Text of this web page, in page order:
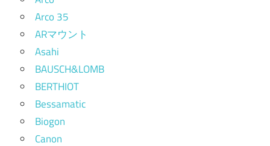
Arco 35
ARマウント
Asahi
BAUSCH&LOMB
BERTHIOT
Bessamatic
Biogon
Canon